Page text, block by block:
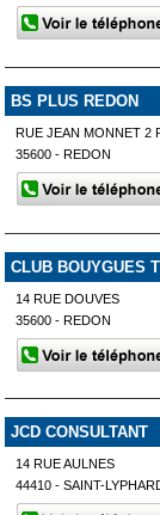
BS PLUS REDON
RUE JEAN MONNET 2
35600 - REDON
CLUB BOUYGUES
14 RUE DOUVES
35600 - REDON
JCD CONSULTANT
14 RUE AULNES
44410 - SAINT-